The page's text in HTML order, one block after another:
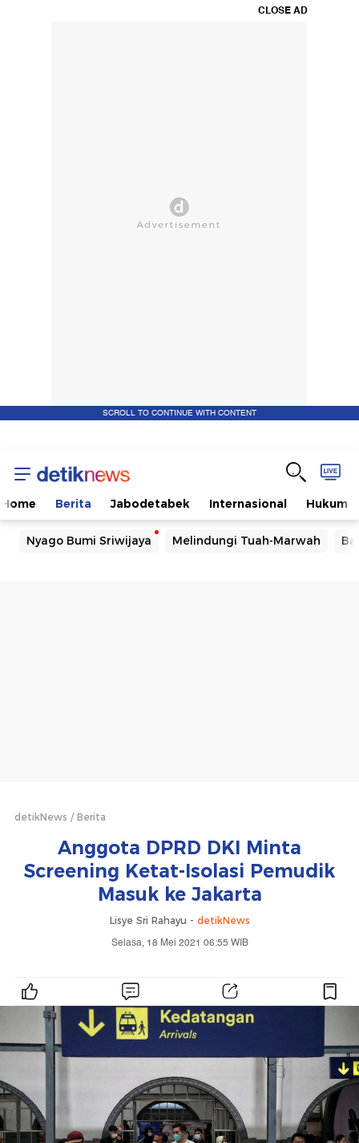
CLOSE AD
SCROLL TO CONTINUE WITH CONTENT
Home Berita Jabodetabek Internasional Hukum
Nyago Bumi Sriwijaya Melindungi Tuah-Marwah
detikNews Berita
Anggota DPRD DKI Minta
Screening Ketat-Isolasi Pemudik
Masuk ke Jakarta
Lisye Sri Rahayu - detikNews
Selasa, 18 Mei 2021 06:55 WIB